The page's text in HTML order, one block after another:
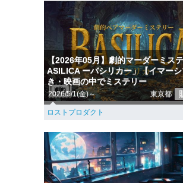
【2026年05月】劇的マーダーミス
ASILICA ーバシリカー」【イマー
き・映画の中でミステリー
2026/5/1(金)～ 東京都
ロストプロダクト